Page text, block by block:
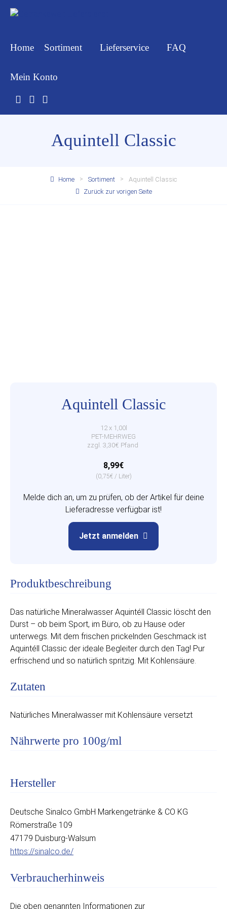
Home Sortiment Lieferservice FAQ
Mein Konto
Aquintell Classic
Home Sortiment
Aquintell Classic
Zurück zur vorigen Seite
Aquintell Classic
12 x 1,00l
PET-MEHRWEG
zzgl. 3,30€ Pfand
8,99€
(0,75€ / Liter)
Melde dich an, um zu prüfen, ob der Artikel für deine
Lieferadresse verfügbar ist!
Jetzt anmelden
Produktbeschreibung
Das natürliche Mineralwasser Aquintéll Classic löscht den
Durst – ob beim Sport, im Büro, ob zu Hause oder
unterwegs. Mit dem frischen prickelnden Geschmack ist
Aquintéll Classic der ideale Begleiter durch den Tag! Pur
erfrischend und so natürlich spritzig. Mit Kohlensäure.
Zutaten
Natürliches Mineralwasser mit Kohlensäure versetzt
Nährwerte pro 100g/ml
Hersteller
Deutsche Sinalco GmbH Markengetränke & CO KG
Römerstraße 109
47179 Duisburg-Walsum
https://sinalco.de/
Verbraucherhinweis
Die oben genannten Informationen zur